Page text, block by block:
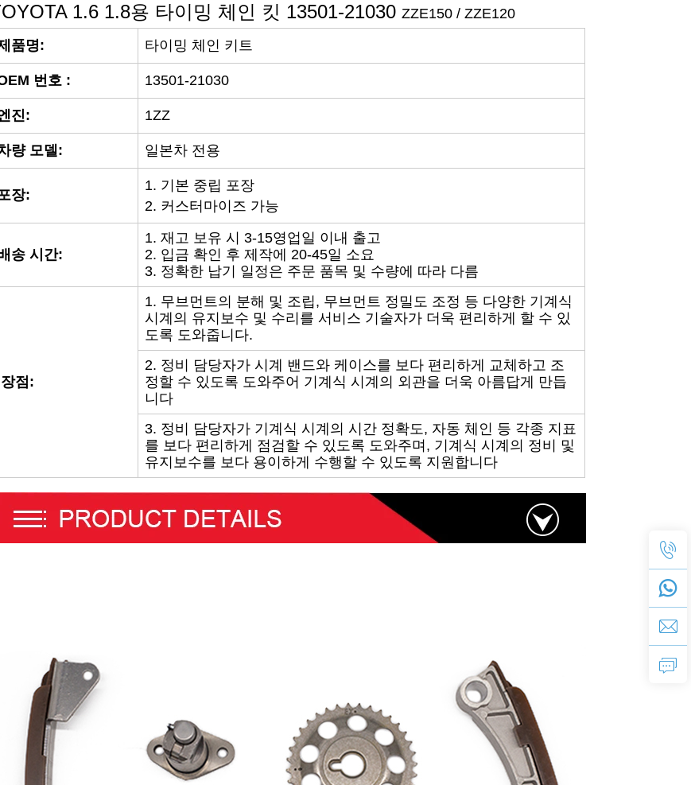
1.6 1.8용 타이밍 체인 킷 13501-21030 ZZE150 / ZZE120
품명:
타이밍 체인 키트
번호 : 13501-21030
진: 1ZZ
량 모델: 일본차 전용
장:
1. 기본 중립 포장
2. 커스터마이즈 가능
송 시간:
1. 재고 보유 시 3-15영업일 이내 출고
2. 입금 확인 후 제작에 20-45일 소요
3. 정확한 납기 일정은 주문 품목 및 수량에 따라 다름
장점:
1. 무브먼트의 분해 및 조립, 무브먼트 정밀도 조정 등 다양한 기계식
시계의 유지보수 및 수리를 서비스 기술자가 더욱 편리하게 할 수 있
도록 도와줍니다.
2. 정비 담당자가 시계 밴드와 케이스를 보다 편리하게 교체하고 조
정할 수 있도록 도와주어 기계식 시계의 외관을 더욱 아름답게 만듭
니다
3. 정비 담당자가 기계식 시계의 시간 정확도, 자동 체인 등 각종 지표
를 보다 편리하게 점검할 수 있도록 도와주며, 기계식 시계의 정비 및
유지보수를 보다 용이하게 수행할 수 있도록 지원합니다